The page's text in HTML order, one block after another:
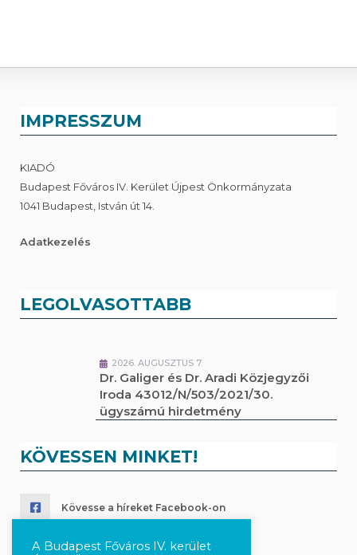
IMPRESSZUM
KIADÓ
Budapest Főváros IV. Kerület Újpest Önkormányzata
1041 Budapest, István út 14.
Adatkezelés
LEGOLVASOTTABB
2026. AUGUSZTUS 7.
Dr. Galiger és Dr. Aradi Közjegyzői
Iroda 43012/N/503/2021/30.
ügyszámú hirdetmény
KÖVESSEN MINKET!
Kövesse a híreket Facebook-on
Követés Instagram-on
A Budapest Főváros IV. kerület